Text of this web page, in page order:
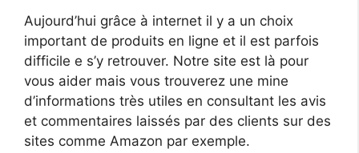
Aujourd’hui grâce à internet il y a un choix
important de produits en ligne et il est parfois
difficile e s’y retrouver. Notre site est là pour
vous aider mais vous trouverez une mine
d’informations très utiles en consultant les avis
et commentaires laissés par des clients sur des
sites comme Amazon par exemple.